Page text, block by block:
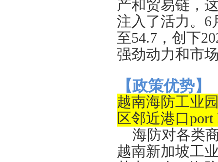
产和贸易链，
注入了活力。6
至54.7，创下
强劲动力和市
【政策优势】
越南海防工业
区邻近港口port
海防对各类
越南新加坡工